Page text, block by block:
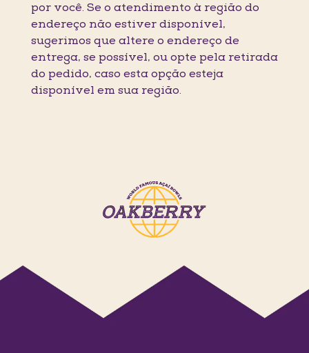
por você. Se o atendimento à região do
endereço não estiver disponível,
sugerimos que altere o endereço de
entrega, se possível, ou opte pela retirada
do pedido, caso esta opção esteja
disponível em sua região.